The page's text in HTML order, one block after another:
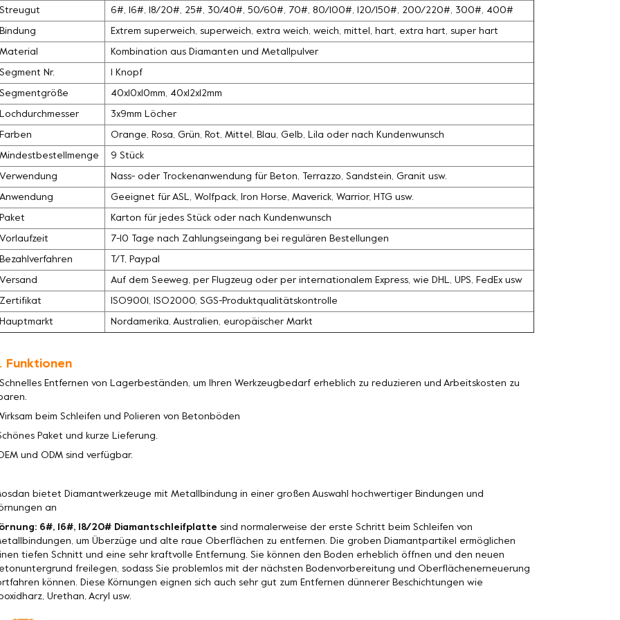
Streugut 6#, 16#, 18/20#, 25#, 30/40#, 50/60#, 70#, 80/100#, 120/150#, 200/220#, 300#, 400#
Bindung Extrem superweich, superweich, extra weich, weich, mittel, hart, extra hart, super hart
Material Kombination aus Diamanten und Metallpulver
Segment Nr. 1 Knopf
Segmentgröße 40x10x10mm, 40x12x12mm
Lochdurchmesser 3x9mm Löcher
Farben Orange, Rosa, Grün, Rot, Mittel, Blau, Gelb, Lila oder nach Kundenwunsch
Mindestbestellmenge 9 Stück
Verwendung Nass- oder Trockenanwendung für Beton, Terrazzo, Sandstein, Granit usw.
Anwendung Geeignet für ASL, Wolfpack, Iron Horse, Maverick, Warrior, HTG usw.
Paket Karton für jedes Stück oder nach Kundenwunsch
Vorlaufzeit 7-10 Tage nach Zahlungseingang bei regulären Bestellungen
Bezahlverfahren T/T, Paypal
Versand Auf dem Seeweg, per Flugzeug oder per internationalem Express, wie DHL, UPS, FedEx usw
Zertifikat ISO9001, ISO2000, SGS-Produktqualitätskontrolle
Hauptmarkt Nordamerika, Australien, europäischer Markt
Funktionen
Entfernen von Lagerbeständen, um Ihren Werkzeugbedarf erheblich zu reduzieren und Arbeitskosten zu
beim Schleifen und Polieren von Betonböden
Paket und kurze Lieferung.
und ODM sind verfügbar.
bietet Diamantwerkzeuge mit Metallbindung in einer großen Auswahl hochwertiger Bindungen und
an
6#, 16#, 18/20# Diamantschleifplatte sind normalerweise der erste Schritt beim Schleifen von
um Überzüge und alte raue Oberflächen zu entfernen. Die groben Diamantpartikel ermöglichen
tiefen Schnitt und eine sehr kraftvolle Entfernung. Sie können den Boden erheblich öffnen und den neuen
freilegen, sodass Sie problemlos mit der nächsten Bodenvorbereitung und Oberflächenerneuerung
können. Diese Körnungen eignen sich auch sehr gut zum Entfernen dünnerer Beschichtungen wie
Urethan, Acryl usw.